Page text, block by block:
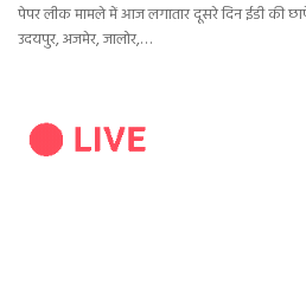
पेपर लीक मामले में आज लगातार दूसरे दिन ईडी की
उदयपुर, अजमेर, जालोर,…